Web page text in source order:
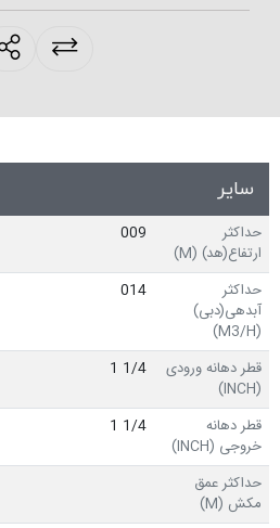
سایر
حداکثر
ارتفاع(هد) (M)
009
حداکثر
آبدهی(دبی)
(M3/H)
014
قطر دهانه ورودی
(INCH)
1/4 1
قطر دهانه
خروجی (INCH)
1/4 1
حداکثر عمق
مکش (M)